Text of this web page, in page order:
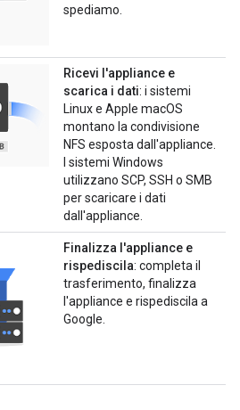
spediamo.
Ricevi l'appliance e
scarica i dati: i sistemi
Linux e Apple macOS
montano la condivisione
NFS esposta dall'appliance.
I sistemi Windows
utilizzano SCP, SSH o SMB
per scaricare i dati
dall'appliance.
Finalizza l'appliance e
rispediscila: completa il
trasferimento, finalizza
l'appliance e rispediscila a
Google.